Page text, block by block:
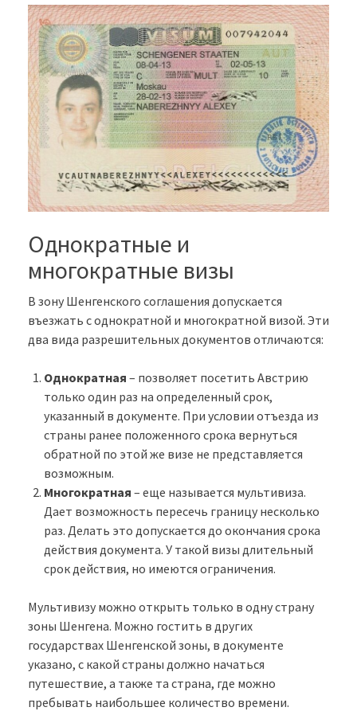
Однократные и
многократные визы
В зону Шенгенского соглашения допускается
въезжать с однократной и многократной визой. Эти
два вида разрешительных документов отличаются:
Однократная – позволяет посетить Австрию
только один раз на определенный срок,
указанный в документе. При условии отъезда из
страны ранее положенного срока вернуться
обратной по этой же визе не представляется
возможным.
Многократная – еще называется мультивиза.
Дает возможность пересечь границу несколько
раз. Делать это допускается до окончания срока
действия документа. У такой визы длительный
срок действия, но имеются ограничения.
Мультивизу можно открыть только в одну страну
зоны Шенгена. Можно гостить в других
государствах Шенгенской зоны, в документе
указано, с какой страны должно начаться
путешествие, а также та страна, где можно
пребывать наибольшее количество времени.